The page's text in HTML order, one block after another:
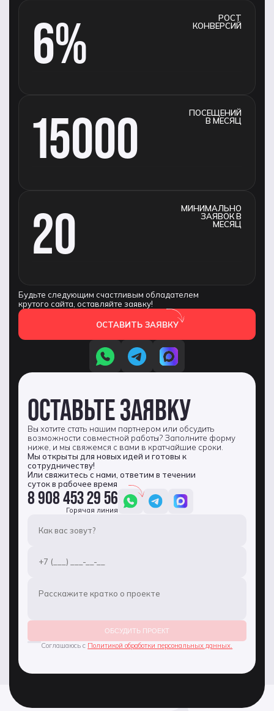
6%
РОСТ
КОНВЕРСИЙ
15000
ПОСЕЩЕНИЙ
В МЕСЯЦ
20
МИНИМАЛЬНО
ЗАЯВОК В
МЕСЯЦ
Будьте следующим счастливым обладателем
крутого сайта, оставляйте заявку!
ОСТАВИТЬ ЗАЯВКУ
ОБСУДИТЬ ПРОЕКТ
Соглашаюсь с Политикой обработки персональных данных.
ОСТАВЬТЕ ЗАЯВКУ
Вы хотите стать нашим партнером или обсудить
возможности совместной работы? Заполните форму
ниже, и мы свяжемся с вами в кратчайшие сроки.
Мы открыты для новых идей и готовы к
сотрудничеству!
Или свяжитесь с нами, ответим в течении
суток в рабочее время
8 908 453 29 56
Горячая линия